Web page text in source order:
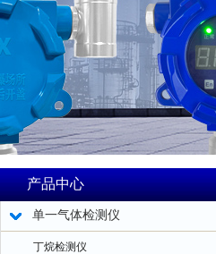
产品中心
单一气体检测仪
丁烷检测仪